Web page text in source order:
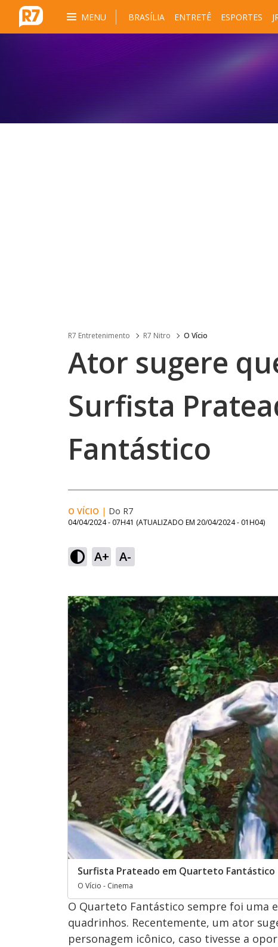
MENU BRASÍLIA ENTRETÊ ESPORTES
R7 Entretenimento R7 Nitro O Vício
Ator sugere
Surfista
Fantástico
O VÍCIO | Do R7
04/04/2024 - 07H41 (ATUALIZADO EM 20/04/2024 - 01H04)
A+ A-
Surfista Prateado em Quarteto Fantástico
O Vício - Cinema
O Quarteto Fantástico sempre foi uma
quadrinhos. Recentemente, um ator
personagem icônico, caso tivesse a